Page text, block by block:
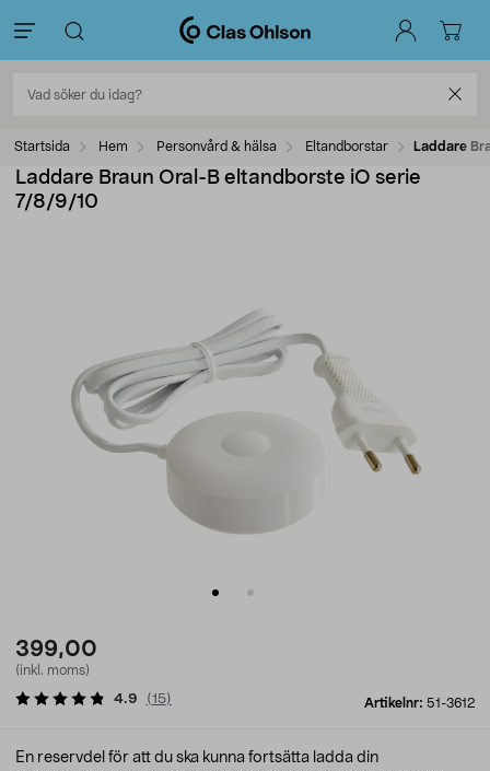
Startsida Hem Personvård & hälsa Eltandborstar Laddare
Laddare Braun Oral-B eltandborste iO serie
7/8/9/10
399,00
(inkl. moms)
Artikelnr: 51-3612
4.9 (15)
En reservdel för att du ska kunna fortsätta ladda din